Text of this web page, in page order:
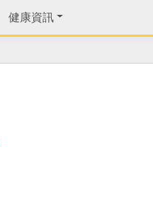
健康資訊